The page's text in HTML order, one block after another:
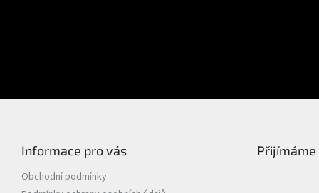
Informace pro vás
Obchodní podmínky